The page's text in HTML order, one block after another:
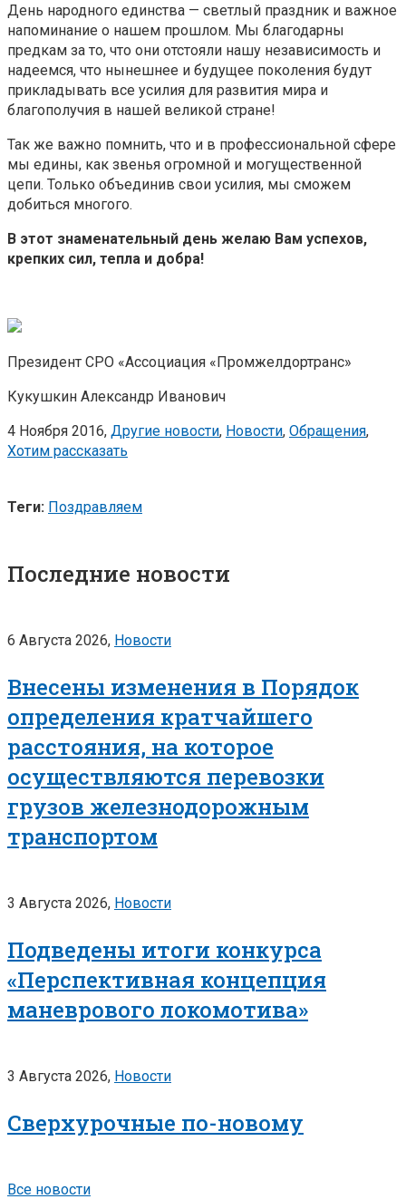
День народного единства — светлый праздник и важное
напоминание о нашем прошлом. Мы благодарны
предкам за то, что они отстояли нашу независимость и
надеемся, что нынешнее и будущее поколения будут
прикладывать все усилия для развития мира и
благополучия в нашей великой стране!
Так же важно помнить, что и в профессиональной сфере
мы едины, как звенья огромной и могущественной
цепи. Только объединив свои усилия, мы сможем
добиться многого.
В этот знаменательный день желаю Вам успехов,
крепких сил, тепла и добра!
Президент СРО «Ассоциация «Промжелдортранс»
Кукушкин Александр Иванович
4 Ноября 2016, Другие новости, Новости, Обращения,
Хотим рассказать
Теги: Поздравляем
Последние новости
6 Августа 2026, Новости
Внесены изменения в Порядок
определения кратчайшего
расстояния, на которое
осуществляются перевозки
грузов железнодорожным
транспортом
3 Августа 2026, Новости
Подведены итоги конкурса
«Перспективная концепция
маневрового локомотива»
3 Августа 2026, Новости
Сверхурочные по-новому
Все новости